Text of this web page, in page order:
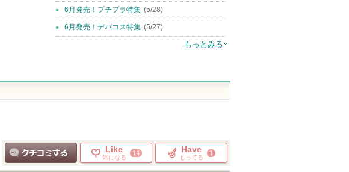
6月発売！プチプラ特集 (5/28)
6月発売！デパコス特集 (5/27)
もっとみる
Like
気になる
14 Have
もってる
1